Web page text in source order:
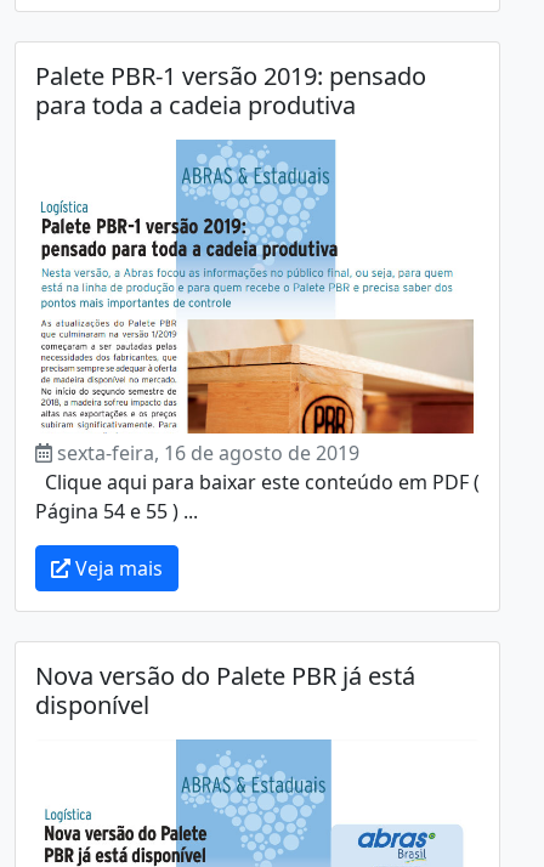
Palete PBR-1 versão 2019: pensado
para toda a cadeia produtiva
sexta-feira, 16 de agosto de 2019
Clique aqui para baixar este conteúdo em PDF (
Página 54 e 55 ) ...
Veja mais
Nova versão do Palete PBR já está
disponível